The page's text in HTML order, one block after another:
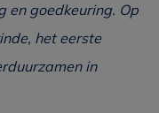
en goedkeuring. Op
het eerste
in